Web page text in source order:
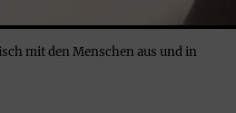
mit den Menschen aus und in